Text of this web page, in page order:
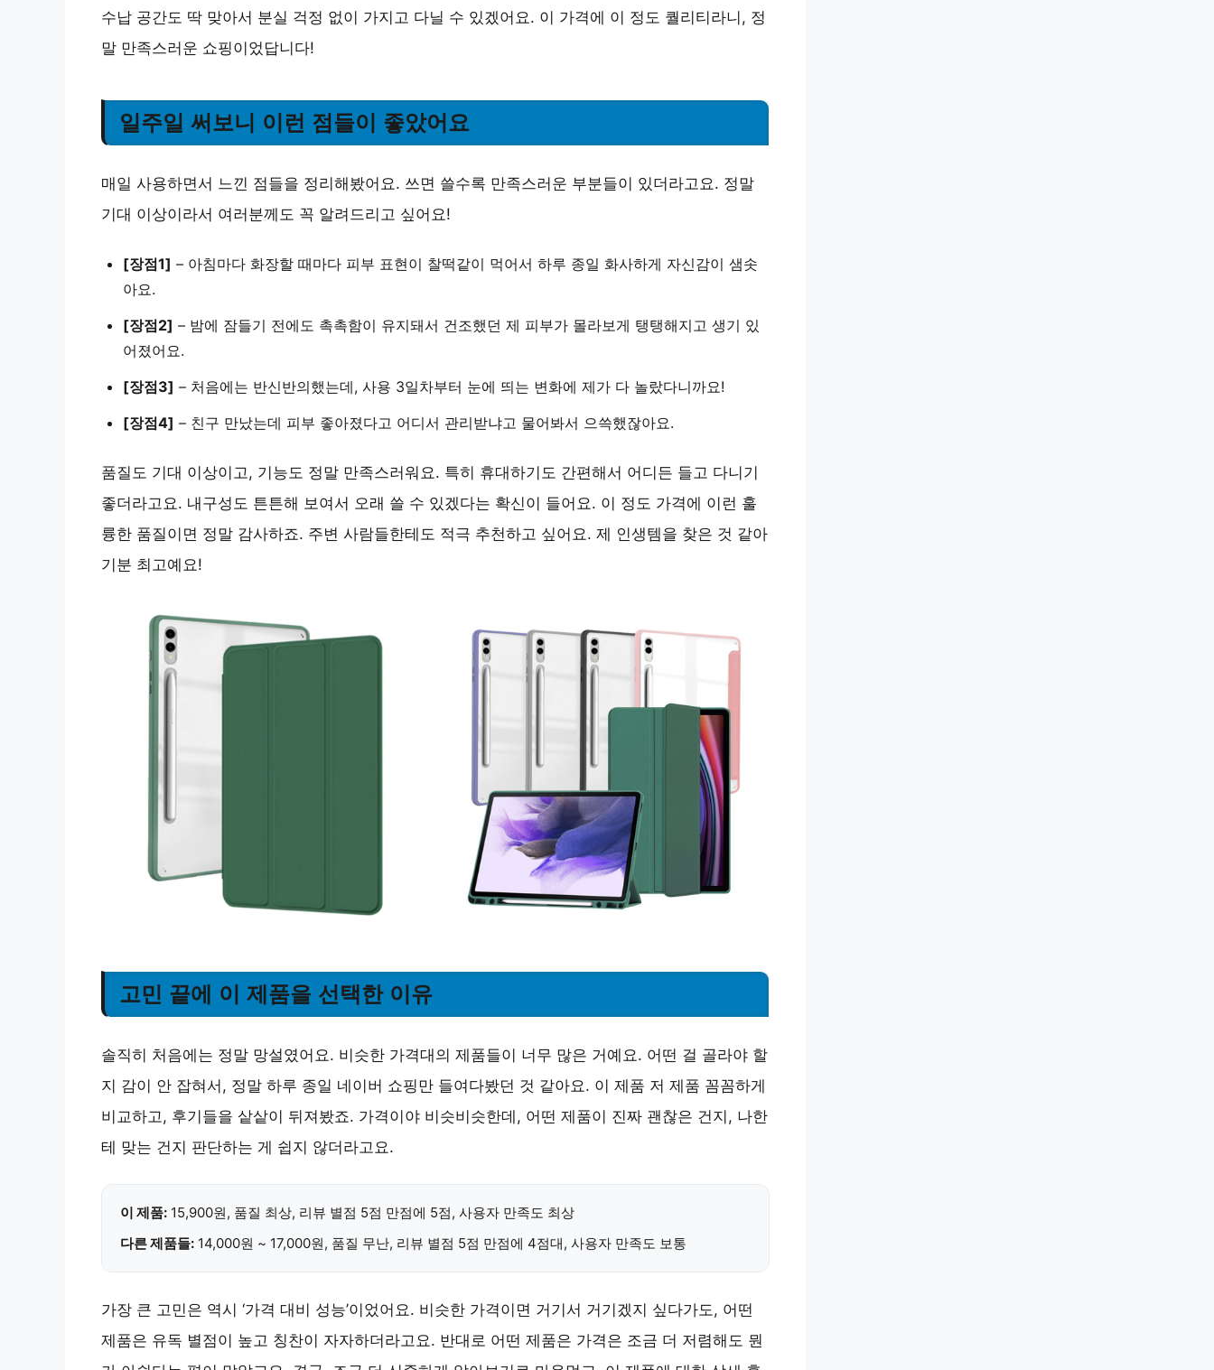
수납 공간도 딱 맞아서 분실 걱정 없이 가지고 다닐 수 있겠어요. 이 가격에 이 정도 퀄리티라니, 정
말 만족스러운 쇼핑이었답니다!
일주일 써보니 이런 점들이 좋았어요
매일 사용하면서 느낀 점들을 정리해봤어요. 쓰면 쓸수록 만족스러운 부분들이 있더라고요. 정말
기대 이상이라서 여러분께도 꼭 알려드리고 싶어요!
[장점1] – 아침마다 화장할 때마다 피부 표현이 찰떡같이 먹어서 하루 종일 화사하게 자신감이 샘솟
아요.
[장점2] – 밤에 잠들기 전에도 촉촉함이 유지돼서 건조했던 제 피부가 몰라보게 탱탱해지고 생기 있
어졌어요.
[장점3] – 처음에는 반신반의했는데, 사용 3일차부터 눈에 띄는 변화에 제가 다 놀랐다니까요!
[장점4] – 친구 만났는데 피부 좋아졌다고 어디서 관리받냐고 물어봐서 으쓱했잖아요.
품질도 기대 이상이고, 기능도 정말 만족스러워요. 특히 휴대하기도 간편해서 어디든 들고 다니기
좋더라고요. 내구성도 튼튼해 보여서 오래 쓸 수 있겠다는 확신이 들어요. 이 정도 가격에 이런 훌
륭한 품질이면 정말 감사하죠. 주변 사람들한테도 적극 추천하고 싶어요. 제 인생템을 찾은 것 같아
기분 최고예요!
고민 끝에 이 제품을 선택한 이유
솔직히 처음에는 정말 망설였어요. 비슷한 가격대의 제품들이 너무 많은 거예요. 어떤 걸 골라야 할
지 감이 안 잡혀서, 정말 하루 종일 네이버 쇼핑만 들여다봤던 것 같아요. 이 제품 저 제품 꼼꼼하게
비교하고, 후기들을 샅샅이 뒤져봤죠. 가격이야 비슷비슷한데, 어떤 제품이 진짜 괜찮은 건지, 나한
테 맞는 건지 판단하는 게 쉽지 않더라고요.
이 제품: 15,900원, 품질 최상, 리뷰 별점 5점 만점에 5점, 사용자 만족도 최상
다른 제품들: 14,000원 ~ 17,000원, 품질 무난, 리뷰 별점 5점 만점에 4점대, 사용자 만족도 보통
가장 큰 고민은 역시 ‘가격 대비 성능’이었어요. 비슷한 가격이면 거기서 거기겠지 싶다가도, 어떤
제품은 유독 별점이 높고 칭찬이 자자하더라고요. 반대로 어떤 제품은 가격은 조금 더 저렴해도 뭔